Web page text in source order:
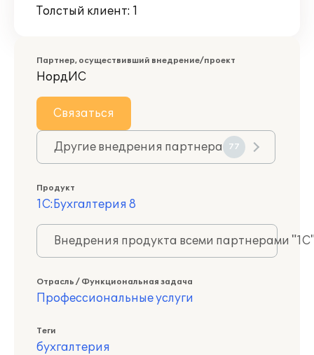
Толстый клиент: 1
Партнер, осуществивший внедрение/проект
НордИС
Связаться
Другие внедрения партнера 77
Продукт
1С:Бухгалтерия 8
Внедрения продукта всеми партнерами
Отрасль / Функциональная задача
Профессиональные услуги
Теги
бухгалтерия